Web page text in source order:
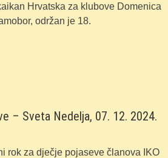
Hrvatska za klubove Domenica
održan je 18.
– Sveta Nedelja, 07. 12. 2024.
rok za dječje pojaseve članova IKO